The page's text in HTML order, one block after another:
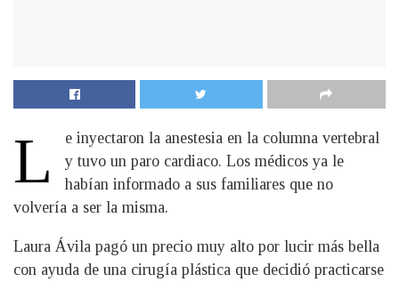
L
e inyectaron la anestesia en la columna vertebral
y tuvo un paro cardiaco. Los médicos ya le
habían informado a sus familiares que no
volvería a ser la misma.
Laura Ávila pagó un precio muy alto por lucir más bella
con ayuda de una cirugía plástica que decidió practicarse